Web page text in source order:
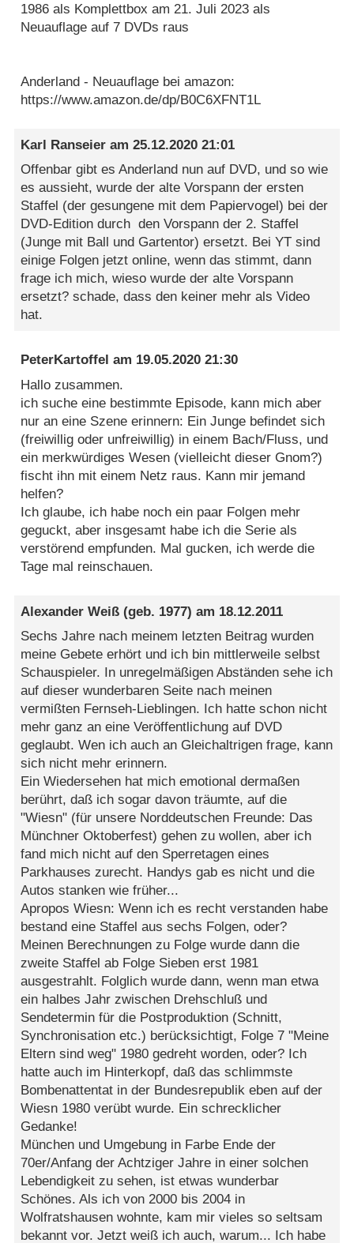
1986 als Komplettbox am 21. Juli 2023 als
Neuauflage auf 7 DVDs raus
Anderland - Neuauflage bei amazon:
https://www.amazon.de/dp/B0C6XFNT1L
Karl Ranseier am25.12.2020 21:01
Offenbar gibt es Anderland nun auf DVD, und so wie
es aussieht, wurde der alte Vorspann der ersten
Staffel (der gesungene mit dem Papiervogel) bei der
DVD-Edition durch den Vorspann der 2. Staffel
(Junge mit Ball und Gartentor) ersetzt. Bei YT sind
einige Folgen jetzt online, wenn das stimmt, dann
frage ich mich, wieso wurde der alte Vorspann
ersetzt? schade, dass den keiner mehr als Video
hat.
PeterKartoffel am 19.05.2020 21:30
Hallo zusammen.
ich suche eine bestimmte Episode, kann mich aber
nur an eine Szene erinnern: Ein Junge befindet sich
(freiwillig oder unfreiwillig) in einem Bach/Fluss, und
ein merkwürdiges Wesen (vielleicht dieser Gnom?)
fischt ihn mit einem Netz raus. Kann mir jemand
helfen?
Ich glaube, ich habe noch ein paar Folgen mehr
geguckt, aber insgesamt habe ich die Serie als
verstörend empfunden. Mal gucken, ich werde die
Tage mal reinschauen.
Alexander Weiß (geb. 1977) am 18.12.2011
Sechs Jahre nach meinem letzten Beitrag wurden
meine Gebete erhört und ich bin mittlerweile selbst
Schauspieler. In unregelmäßigen Abständen sehe ich
auf dieser wunderbaren Seite nach meinen
vermißten Fernseh-Lieblingen. Ich hatte schon nicht
mehr ganz an eine Veröffentlichung auf DVD
geglaubt. Wen ich auch an Gleichaltrigen frage, kann
sich nicht mehr erinnern.
Ein Wiedersehen hat mich emotional dermaßen
berührt, daß ich sogar davon träumte, auf die
"Wiesn" (für unsere Norddeutschen Freunde: Das
Münchner Oktoberfest) gehen zu wollen, aber ich
fand mich nicht auf den Sperretagen eines
Parkhauses zurecht. Handys gab es nicht und die
Autos stanken wie früher...
Apropos Wiesn: Wenn ich es recht verstanden habe
bestand eine Staffel aus sechs Folgen, oder?
Meinen Berechnungen zu Folge wurde dann die
zweite Staffel ab Folge Sieben erst 1981
ausgestrahlt. Folglich wurde dann, wenn man etwa
ein halbes Jahr zwischen Drehschluß und
Sendetermin für die Postproduktion (Schnitt,
Synchronisation etc.) berücksichtigt, Folge 7 "Meine
Eltern sind weg" 1980 gedreht worden, oder? Ich
hatte auch im Hinterkopf, daß das schlimmste
Bombenattentat in der Bundesrepublik eben auf der
Wiesn 1980 verübt wurde. Ein schrecklicher
Gedanke!
München und Umgebung in Farbe Ende der
70er/Anfang der Achtziger Jahre in einer solchen
Lebendigkeit zu sehen, ist etwas wunderbar
Schönes. Als ich von 2000 bis 2004 in
Wolfratshausen wohnte, kam mir vieles so seltsam
bekannt vor. Jetzt weiß ich auch, warum... Ich habe